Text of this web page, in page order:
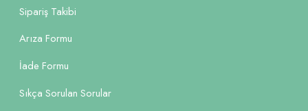
Sipariş Takibi
Arıza Formu
İade Formu
Sıkça Sorulan Sorular